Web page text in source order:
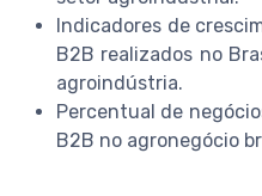
Indicadores de
B2B realizados no
agroindústria.
Percentual de
B2B no agronegócio